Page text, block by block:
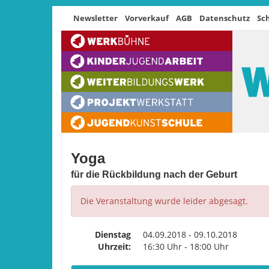
Newsletter Vorverkauf AGB Datenschutz
Yoga
für die Rückbildung nach der Geburt
Die Veranstaltung wurde leider abgesagt.
Dienstag
04.09.2018 - 09.10.2018
Uhrzeit:
16:30 Uhr - 18:00 Uhr